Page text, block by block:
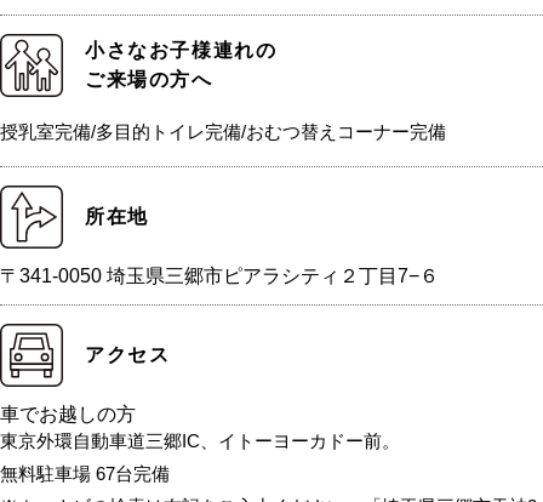
小さなお子様連れの
ご来場の方へ
授乳室完備/多目的トイレ完備/おむつ替えコーナー完備
所在地
〒341-0050 埼玉県三郷市ピアラシティ２丁目7−６
アクセス
車でお越しの方
東京外環自動車道三郷IC、イトーヨーカドー前。
無料駐車場 67台完備